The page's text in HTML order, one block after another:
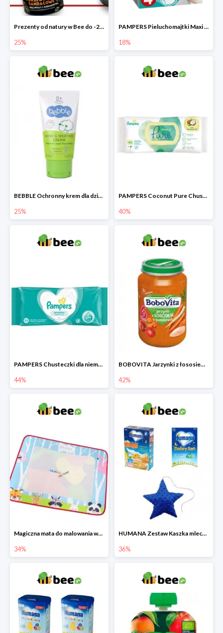
Prezenty od natury w Bee do -25%
25%
PAMPERS Pieluchomajtki Maxi Pants 4
18%
BEBBLE Ochronny krem dla dzieci Wiatr i chłód
25%
PAMPERS Coconut Pure Chusteczki nawilżające
40%
PAMPERS Chusteczki dla niemowląt Sensitive
44%
BOBOVITA Jarzynki z łososiem w pomidorach
42%
Magiczna mata do malowania wodą
34%
HUMANA Zestaw Kaszka mleczna + Mleko następne po 6. miesiącu + poduszka Gratis
36%